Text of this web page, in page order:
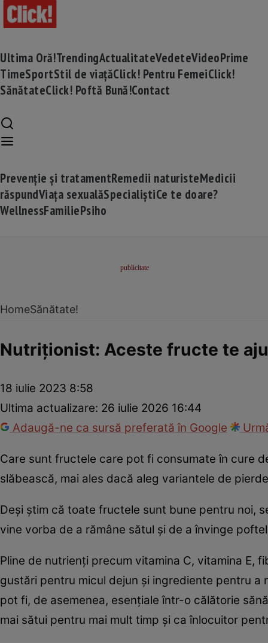
Ultima Oră!TrendingActualitateVedeteVideoPrime
TimeSportStil de viațăClick! Pentru FemeiClick!
SănătateClick! Poftă Bună!Contact
Prevenție și tratamentRemedii naturisteMedicii
răspundViața sexualăSpecialiștiCe te doare?
WellnessFamiliePsiho
HomeSănătate!
Nutriționist: Aceste fructe te
18 iulie 2023 8:58
Ultima actualizare: 26 iulie 2026 16:44
Adaugă-ne ca sursă preferată în Google
Care sunt fructele care pot fi consumate în cure
slăbească, mai ales dacă aleg variantele de
Deși știm că toate fructele sunt bune pentru noi,
vine vorba de a rămâne sătul și de a învinge
Pline de nutrienți precum vitamina C, vitamina E,
gustări pentru micul dejun și ingrediente pentru a
pot fi, de asemenea, esențiale într-o călătorie
mai sătui pentru mai mult timp și ca înlocuitor